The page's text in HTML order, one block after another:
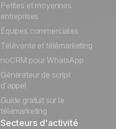
Petites et moyennes
entreprises
Équipes commerciales
Télévente et télémarketing
noCRM pour WhatsApp
Générateur de script
d'appel
Guide gratuit sur le
télémarketing
Secteurs d'activité